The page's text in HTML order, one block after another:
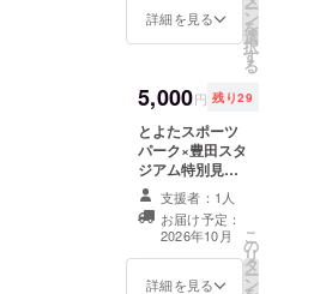
来かね
※イベン
天候不
の他の
理由で
掲出で
きない
日が発
生する
こと、
了承く
天気で
ね。 山
芳名板
山田 太
郎 ※ベ
ンチの
位置は
お選び
いただ
ん。ま
アム ＜
ポーツ
を盛り
上げる
とよた
スポー
ツパー
ク 芳名
板 とよ
ポーツ
は≪全
パーク
コース
3,000
円、
5,000円
のリ
ターン
と同じ
なりま
えご利
への交
換はで
きませ
ん。お
つりは
出ませ
ん。 ・
万が一
メ
ニュー
の変更
パーク
ラフ
ターン
内容＞
①豊田
スタジ
アムの
ンシェ
（６個
入り）
プ
レーン×
詳細を見る ー
ン
を
選
択
す
る
5,000円 残り29
とよたスポーツ
パーク×豊田スタ
ジアム特別見学
会参加権（日程
は７月上旬に確
定。※9月以降の
土日想定） とよ
たスポーツパー
クの詳細な案内
支援者：1人
お届け予定：
2026年10月
詳細を見る
こ
の
リ
タ
ー
ン